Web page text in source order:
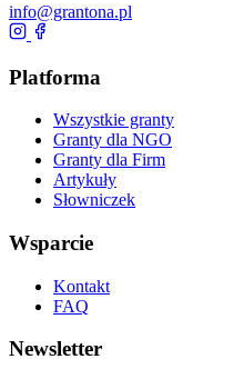
info@grantona.pl
Platforma
Wszystkie granty
Granty dla NGO
Granty dla Firm
Artykuły
Słowniczek
Wsparcie
Kontakt
FAQ
Newsletter